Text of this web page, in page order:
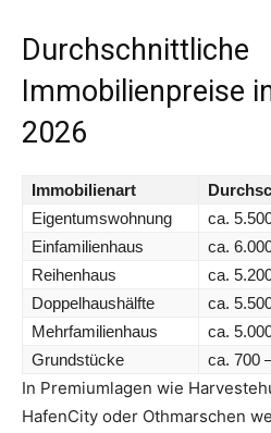
Durchschnittliche
Immobilienpreise
2026
Immobilienart
Eigentumswohnung
ca.
Einfamilienhaus
ca.
Reihenhaus
ca.
Doppelhaushälfte
ca.
Mehrfamilienhaus
ca.
Grundstücke
ca. 700
In Premiumlagen wie
HafenCity oder Othmarschen